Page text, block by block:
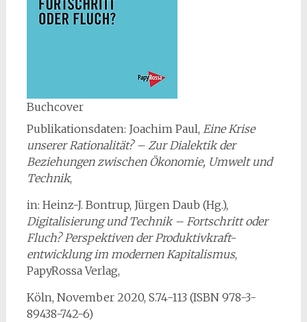
Buchcover
Publikationsdaten: Joachim Paul, Eine Krise
unserer Rationalität? – Zur Dialektik der
Beziehungen zwischen Ökonomie, Umwelt und
Technik,
in: Heinz-J. Bontrup, Jürgen Daub (Hg.),
Digitalisierung und Technik – Fortschritt oder
Fluch? Perspektiven der Produktivkraft-
entwicklung im modernen Kapitalismus,
PapyRossa Verlag,
Köln, November 2020, S.74-113 (ISBN 978-3-
89438-742-6)